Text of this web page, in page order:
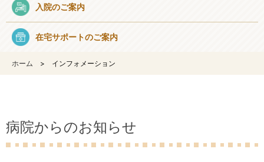
入院のご案内
在宅サポートのご案内
ホーム インフォメーション
病院からのお知らせ